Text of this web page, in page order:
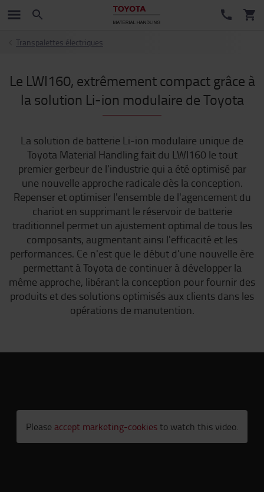
Transpalettes électriques
Le LWI160, extrêmement compact grâce à
la solution Li-ion modulaire de Toyota
La solution de batterie Li-ion modulaire unique de
Toyota Material Handling fait du LWI160 le tout
premier gerbeur de l'industrie qui a été optimisé par
une nouvelle approche radicale dès la conception.
Repenser et optimiser l'ensemble de l'agencement du
chariot en supprimant le réservoir de batterie
traditionnel permet un ajustement optimal de tous les
composants, augmentant ainsi l'efficacité et les
performances. Ce n'est que le début d'une nouvelle ère
permettant à Toyota de continuer à développer la
même approche, libérant la conception pour fournir des
produits et des solutions optimisés aux clients dans les
opérations de manutention.
Please accept marketing-cookiesto watch this video.